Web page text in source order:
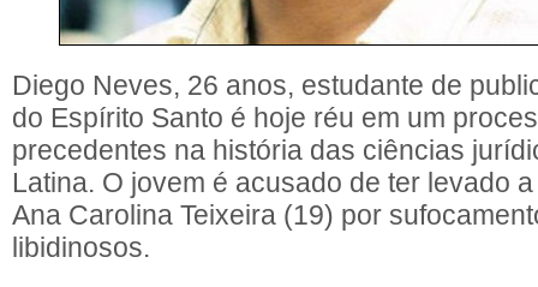
Diego Neves, 26 anos, estudante de
do Espírito Santo é hoje réu em um
precedentes na história das ciências
Latina. O jovem é acusado de ter levado
Ana Carolina Teixeira (19) por
libidinosos.